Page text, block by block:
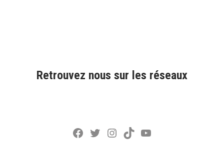
Retrouvez nous sur les réseaux
Facebook
Twitter
Instagram
TikTokYouTube